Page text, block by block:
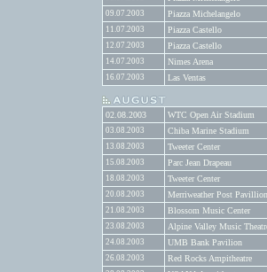
09.07.2003 Piazza Michelangelo
11.07.2003 Piazza Castello
12.07.2003 Piazza Castello
14.07.2003 Nimes Arena
16.07.2003 Las Ventas
02.08.2003 WTC Open Air Stadium
03.08.2003 Chiba Marine Stadium
13.08.2003 Tweeter Center
15.08.2003 Parc Jean Drapeau
18.08.2003 Tweeter Center
20.08.2003 Merriweather Post Pavillion
21.08.2003 Blossom Music Center
23.08.2003 Alpine Valley Music
24.08.2003 UMB Bank Pavilion
26.08.2003 Red Rocks Ampitheatre